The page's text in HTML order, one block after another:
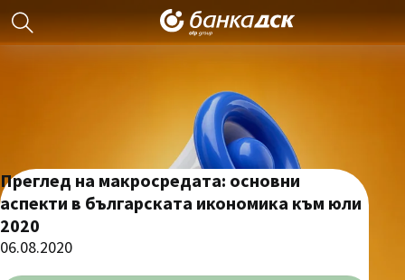
Преглед на макросредата: основни
аспекти в българската икономика към юли
2020
06.08.2020